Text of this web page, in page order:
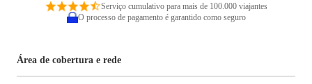
Serviço cumulativo para mais de 100.000 viajantes
O processo de pagamento é garantido como seguro
Área de cobertura e rede